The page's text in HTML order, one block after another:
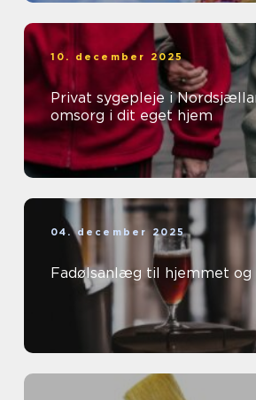
10. december 2025
Privat sygepleje i
omsorg i dit eget hjem
04. december 2025
Fadølsanlæg til hjemmet og